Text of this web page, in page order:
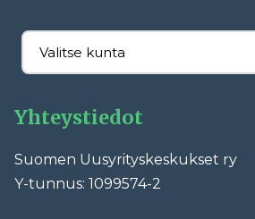
Yhteystiedot
Suomen Uusyrityskeskukset ry
Y-tunnus: 1099574-2